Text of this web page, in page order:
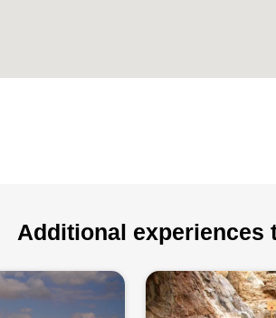
Additional experiences